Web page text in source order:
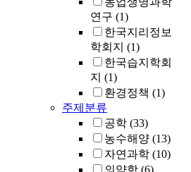
연구 (1)
한국지리정보
학회지 (1)
한국습지학회
지 (1)
환경정책 (1)
주제분류
공학 (33)
농수해양 (13)
자연과학 (10)